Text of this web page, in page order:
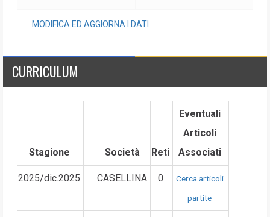
MODIFICA ED AGGIORNA I DATI
CURRICULUM
Stagione Società Reti
Eventuali
Articoli
Associati
2025/dic.2025 CASELLINA 0
Cerca articoli
partite